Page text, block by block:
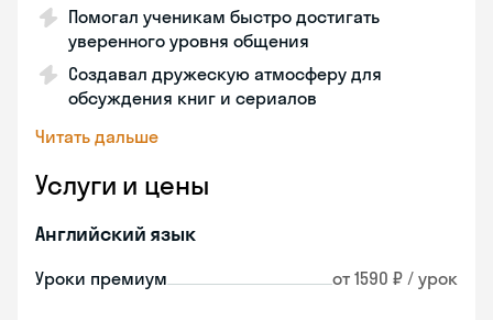
Помогал ученикам быстро достигать
уверенного уровня общения
Создавал дружескую атмосферу для
обсуждения книг и сериалов
Читать дальше
Услуги и цены
Английский язык
Уроки премиум от 1590 ₽ / урок